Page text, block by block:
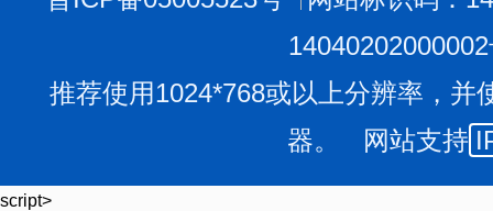
推荐使用1024*768或以上分辨率，并
器。 网站支持
script>